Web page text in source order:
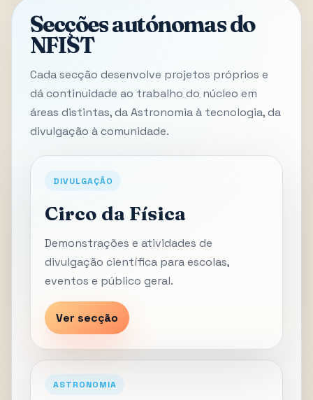
Secções autónomas do
NFIST
Cada secção desenvolve projetos próprios e
dá continuidade ao trabalho do núcleo em
áreas distintas, da Astronomia à tecnologia, da
divulgação à comunidade.
DIVULGAÇÃO
Circo da Física
Demonstrações e atividades de
divulgação científica para escolas,
eventos e público geral.
Ver secção
ASTRONOMIA